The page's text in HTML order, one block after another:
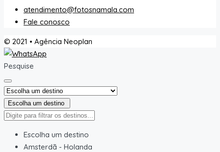
atendimento@fotosnamala.com
Fale conosco
© 2021 • Agência Neoplan
Pesquise
Escolha um destino
Escolha um destino
Amsterdã - Holanda